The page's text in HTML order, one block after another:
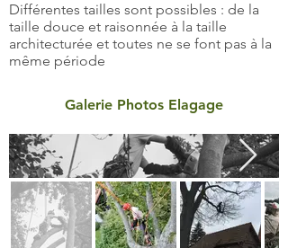
Différentes tailles sont possibles : de la
taille douce et raisonnée à la taille
architecturée et toutes ne se font pas à la
même période
Galerie Photos Elagage